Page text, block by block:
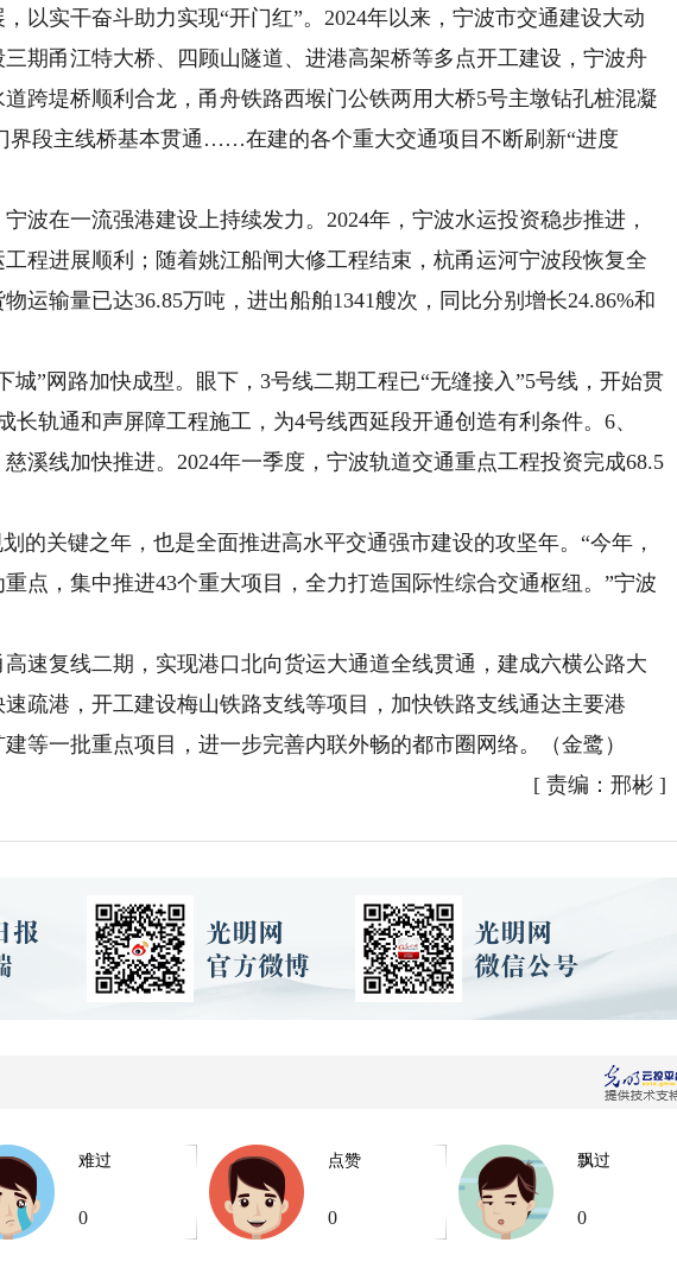
实干奋斗助力实现“开门红”。2024年以来，宁波市交通建设大动
期甬江特大桥、四顾山隧道、进港高架桥等多点开工建设，宁波舟
跨堤桥顺利合龙，甬舟铁路西堠门公铁两用大桥5号主墩钻孔桩混凝
界段主线桥基本贯通……在建的各个重大交通项目不断刷新“进度
在一流强港建设上持续发力。2024年，宁波水运投资稳步推进，
程进展顺利；随着姚江船闸大修工程结束，杭甬运河宁波段恢复全
运输量已达36.85万吨，进出船舶1341艘次，同比分别增长24.86%和
”网路加快成型。眼下，3号线二期工程已“无缝接入”5号线，开始贯
长轨通和声屏障工程施工，为4号线西延段开通创造有利条件。6、
溪线加快推进。2024年一季度，宁波轨道交通重点工程投资完成68.5
关键之年，也是全面推进高水平交通强市建设的攻坚年。“今年，
点，集中推进43个重大项目，全力打造国际性综合交通枢纽。”宁波
复线二期，实现港口北向货运大通道全线贯通，建成六横公路大
疏港，开工建设梅山铁路支线等项目，加快铁路支线通达主要港
等一批重点项目，进一步完善内联外畅的都市圈网络。（金鹭）
[ 责编：邢彬]
难过
0
点赞
0
飘过
0